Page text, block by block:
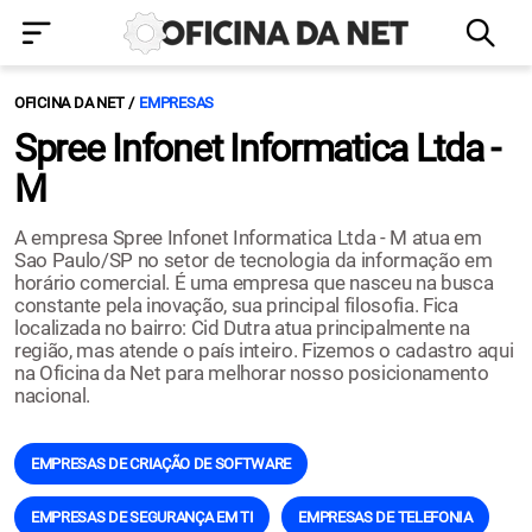
OFICINA DA NET EMPRESAS
Spree Infonet Informatica Ltda -
M
A empresa Spree Infonet Informatica Ltda - M atua em
Sao Paulo/SP no setor de tecnologia da informação em
horário comercial. É uma empresa que nasceu na busca
constante pela inovação, sua principal filosofia. Fica
localizada no bairro: Cid Dutra atua principalmente na
região, mas atende o país inteiro. Fizemos o cadastro aqui
na Oficina da Net para melhorar nosso posicionamento
nacional.
EMPRESAS DE CRIAÇÃO DE SOFTWARE
EMPRESAS DE SEGURANÇA EM TI EMPRESAS DE TELEFONIA